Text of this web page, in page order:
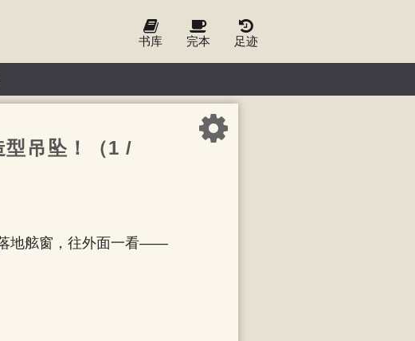
书库 完本 足迹
型吊坠！（1 /
地舷窗，往外面一看——